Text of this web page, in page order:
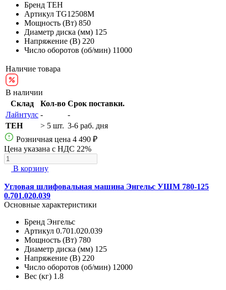
Бренд TEH
Артикул TG12508M
Мощность (Вт) 850
Диаметр диска (мм) 125
Напряжение (В) 220
Число оборотов (об/мин) 11000
Наличие товара
В наличии
Склад
Кол-во Срок поставки.
Лайнтулс -
-
TEH
> 5 шт. 3-6 раб. дня
Розничная цена 4 490 ₽
Цена указана с НДС 22%
В корзину
Угловая шлифовальная машина Энгельс УШМ 780-125
0.701.020.039
Основные характеристики
Бренд Энгельс
Артикул 0.701.020.039
Мощность (Вт) 780
Диаметр диска (мм) 125
Напряжение (В) 220
Число оборотов (об/мин) 12000
Вес (кг) 1.8